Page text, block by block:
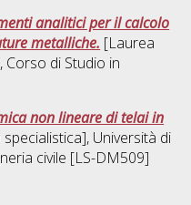
analitici per il calcolo
metalliche. [Laurea
Corso di Studio in
non lineare di telai in
Università di
civile [LS-DM509]